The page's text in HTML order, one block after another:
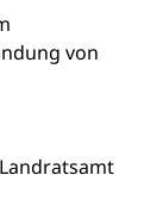
von